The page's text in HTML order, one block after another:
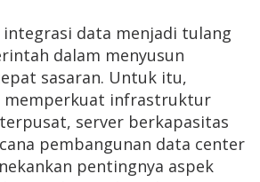
data menjadi tulang
dalam menyusun
sasaran. Untuk itu,
memperkuat infrastruktur
server berkapasitas
pembangunan data center
pentingnya aspek